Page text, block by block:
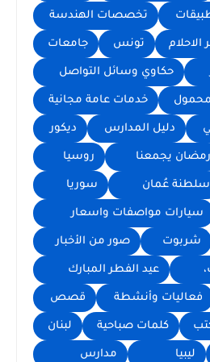
تخصصات الهندسة
الاحلام تونس جامعات
حكاوي وسائل التواصل
خدمات عامة مجانية
دليل المدارس ديكور
رمضان يجمعنا روسيا
سلطنة عُمان سوريا
سيارات مواصفات واسعار
شربوت صور من الأخبار
عيد الفطر المبارك
فعاليات وأنشطة قصص
كلمات صباحية لبنان
ليبيا مدارس